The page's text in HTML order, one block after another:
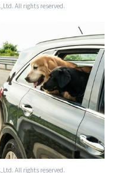
All rights reserved.
All rights reserved.